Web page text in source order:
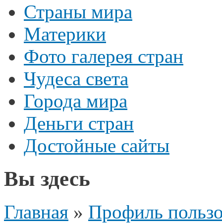
Страны мира
Материки
Фото галерея стран
Чудеса света
Города мира
Деньги стран
Достойные сайты
Вы здесь
Главная » Профиль